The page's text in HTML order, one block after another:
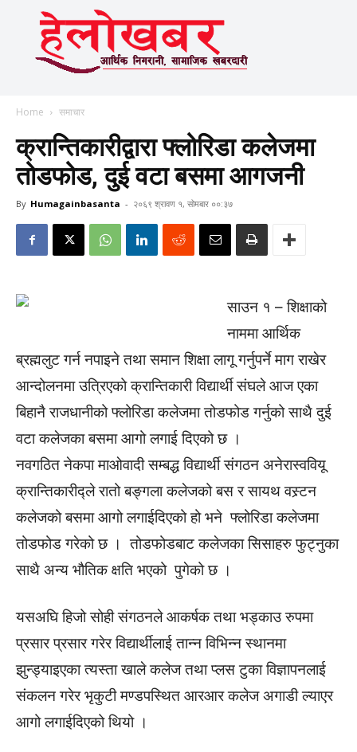
Home समाचार
क्रान्तिकारीद्वारा फ्लोरिडा कलेजमा
तोडफोड, दुई वटा बसमा आगजनी
By Humagainbasanta - २०६९ श्रावण १, सोमबार ००:३७
साउन १ – शिक्षाको
नाममा आर्थिक
ब्रह्मलुट गर्न नपाइने तथा समान शिक्षा लागू गर्नुपर्ने माग राखेर
आन्दोलनमा उत्रिएको क्रान्तिकारी विद्यार्थी संघले आज एका
बिहानै राजधानीको फ्लोरिडा कलेजमा तोडफोड गर्नुको साथै दुई
वटा कलेजका बसमा आगो लगाई दिएको छ ।
नवगठित नेकपा माओवादी सम्बद्ध विद्यार्थी संगठन अनेरास्ववियू
क्रान्तिकारीद्ले रातो बङ्गला कलेजको बस र सायथ वस्र्टन
कलेजको बसमा आगो लगाईदिएको हो भने फ्लोरिडा कलेजमा
तोडफोड गरेको छ । तोडफोडबाट कलेजका सिसाहरु फुट्नुका
साथै अन्य भौतिक क्षति भएको पुगेको छ ।
यसअघि हिजो सोही संगठनले आकर्षक तथा भड्काउ रुपमा
प्रसार प्रसार गरेर विद्यार्थीलाई तान्न विभिन्न स्थानमा
झुन्ड्याइएका त्यस्ता खाले कलेज तथा प्लस टुका विज्ञापनलाई
संकलन गरेर भृकुटी मण्डपस्थित आरआर कलेज अगाडी ल्याएर
आगो लगाईदिएको थियो ।